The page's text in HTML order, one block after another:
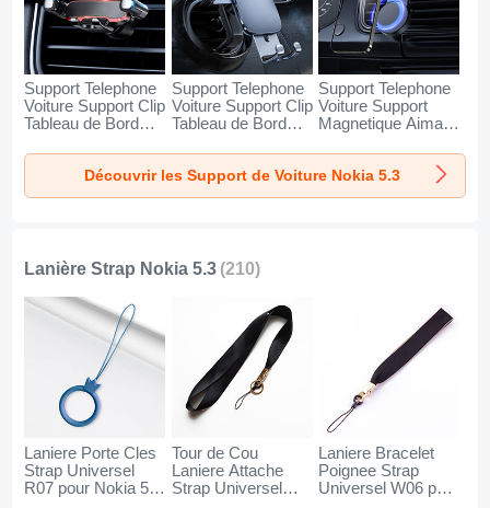
Support Telephone
Voiture Support Clip
Tableau de Bord
Nokia 5.3 Noir
Support Telephone
Voiture Support Clip
Tableau de Bord
Nokia 5.3 Noir
Support Telephone
Voiture Support
Magnetique Aimant
Universel BS1 pour
Nokia 5.3 Noir
Découvrir les Support de Voiture Nokia 5.3
Lanière Strap Nokia 5.3 (210)
Laniere Porte Cles
Strap Universel
R07 pour Nokia 5.3
Tour de Cou
Laniere Attache
Strap Universel
Laniere Bracelet
Poignee Strap
Universel W06 pour